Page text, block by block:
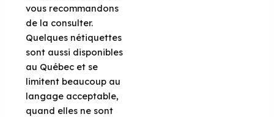
vous recommandons
de la consulter.
Quelques nétiquettes
sont aussi disponibles
au Québec et se
limitent beaucoup au
langage acceptable,
quand elles ne sont